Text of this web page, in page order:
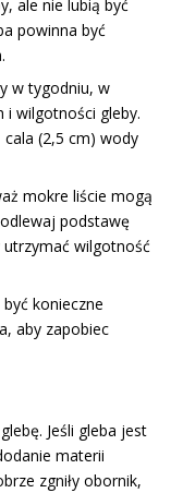
ale nie lubią być
powinna być
w tygodniu, w
i wilgotności gleby.
cala (2,5 cm) wody
mokre liście mogą
podstawę
wilgotność
konieczne
aby zapobiec
Jeśli gleba jest
materii
zgniły obornik,